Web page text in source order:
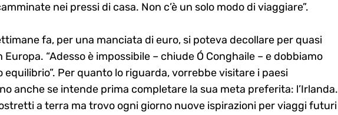
nei pressi di casa. Non c’è un solo modo di viaggiare”.
fa, per una manciata di euro, si poteva decollare per quasi
Europa. “Adesso è impossibile – chiude Ó Conghaile – e dobbiamo
Per quanto lo riguarda, vorrebbe visitare i paesi
anche se intende prima completare la sua meta preferita: l’Irlanda.
a terra ma trovo ogni giorno nuove ispirazioni per viaggi futuri